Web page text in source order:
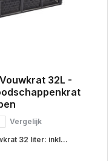
32L -
Vergelijk
32 liter: inkl...